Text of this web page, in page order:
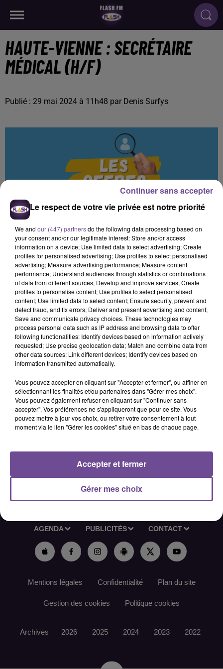
HAUTE-VIENNE : SECRÉTAIRE
MÉDICAL (H/F)
Publié : 29 mai 2024 à 11h48 par Denis Surfys
Le centre médical de Verneuil-sur-
Vienne recherche un secrétaire médical
(H/F).
Le centre médical de Verneuil-sur-Vienne recherche un
téléphonique des patients. Prise de rendez-vous médicaux.
Création et suivi du dossier médical. Élaboration et saisie de
compte-rendu. Gestion des plannings des praticiens. Veiller
sur l'évolution de la réglementation sanitaire.
AGENDA PUBLICITÉS CONTACT
Mentions légales Confidentialité Plan du site
Gestion des cookies Politique cookies
Archives 2026 2025 2024 2023 2022
Le respect de votre vie privée est notre priorité
We and our (447) partnersdo the following data processing based on
your consent and/or our legitimate interest: Store and/or access
information on a device; Use limited data to select advertising; Create
profiles for personalised advertising; Use profiles to select personalised
advertising; Measure advertising performance; Measure content
performance; Understand audiences through statistics or combinations
of data from different sources; Develop and improve services; Create
profiles to personalise content; Use profiles to select personalised
content; Use limited data to select content; Ensure security, prevent and
detect fraud, and fix errors; Deliver and present advertising and content;
Save and communicate privacy choices. These technologies may
process personal data such as IP address and browsing data to offer
following functionalities: Identify devices based on information actively
requested; Use precise geolocation data; Match and combine data from
other data sources; Link different devices; Identify devices based on
information transmitted automatically.
Vous pouvez accepter en cliquant sur "Accepter et fermer", ou affiner en
sélectionnant les finalités et/ou partenaires dans "Gérer mes choix".
Vous pouvez également refuser en cliquant sur "Continuer sans
accepter". Vos préférences ne s'appliqueront que pour ce site. Vous
pouvez mettre à jour vos choix, ou retirer votre consentement à tout
moment via le lien "Gérer les cookies" situé en bas de chaque page.
Gérer mes choix
Accepter et fermer
Continuer sans accepter